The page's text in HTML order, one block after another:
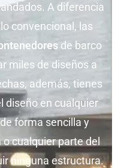
A diferencia
convencional, las
de barco
miles de diseños a
además, tienes
diseño en cualquier
forma sencilla y
cualquier parte del
ninguna estructura.